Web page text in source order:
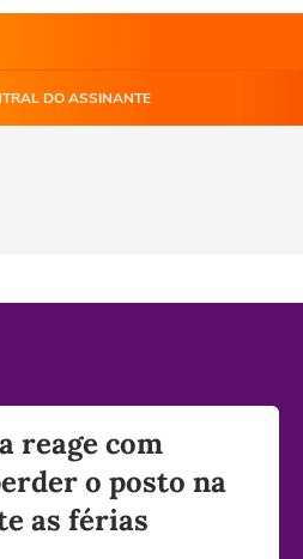
DO ASSINANTE
reage com
o posto na
as férias